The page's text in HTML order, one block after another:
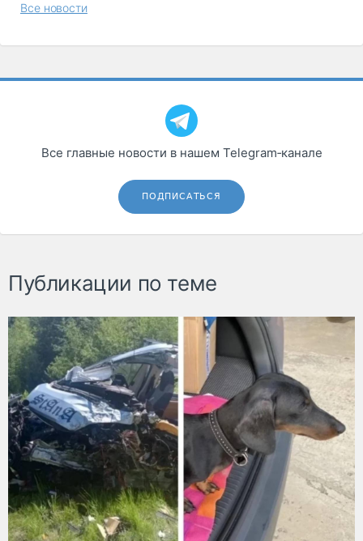
Все новости
Все главные новости в нашем Telegram‑канале
ПОДПИСАТЬСЯ
Публикации по теме